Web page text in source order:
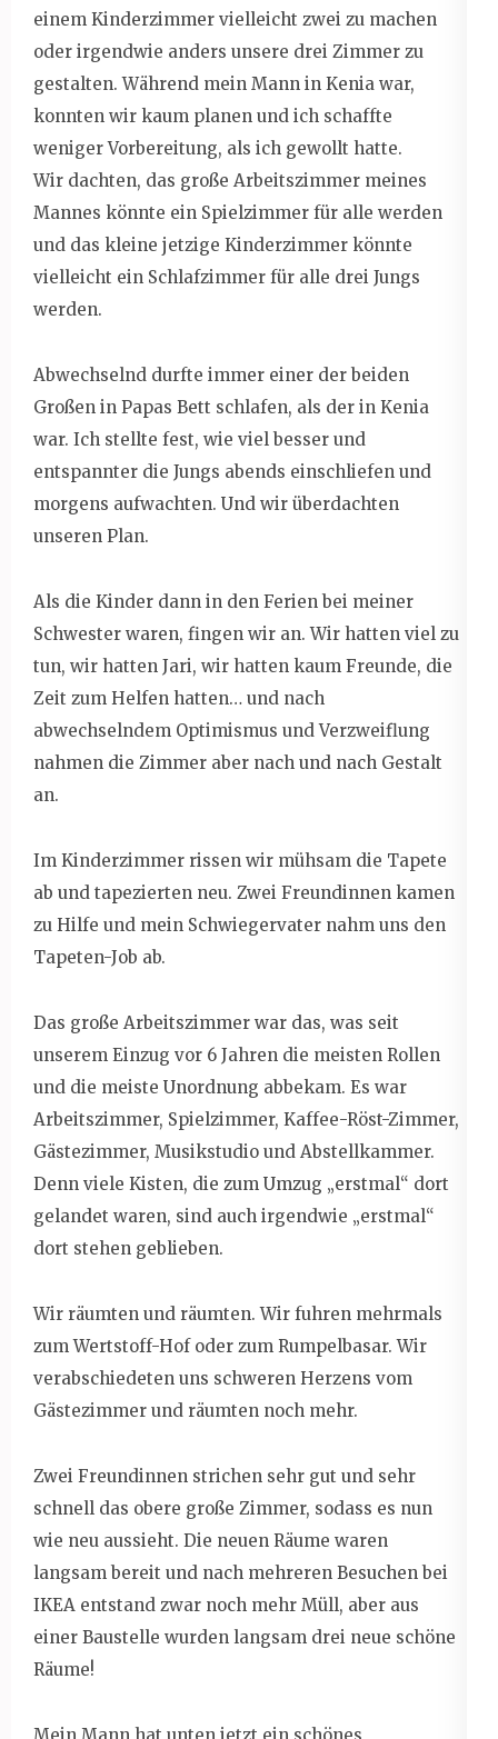
einem Kinderzimmer vielleicht zwei zu machen
oder irgendwie anders unsere drei Zimmer zu
gestalten. Während mein Mann in Kenia war,
konnten wir kaum planen und ich schaffte
weniger Vorbereitung, als ich gewollt hatte.
Wir dachten, das große Arbeitszimmer meines
Mannes könnte ein Spielzimmer für alle werden
und das kleine jetzige Kinderzimmer könnte
vielleicht ein Schlafzimmer für alle drei Jungs
werden.
Abwechselnd durfte immer einer der beiden
Großen in Papas Bett schlafen, als der in Kenia
war. Ich stellte fest, wie viel besser und
entspannter die Jungs abends einschliefen und
morgens aufwachten. Und wir überdachten
unseren Plan.
Als die Kinder dann in den Ferien bei meiner
Schwester waren, fingen wir an. Wir hatten viel zu
tun, wir hatten Jari, wir hatten kaum Freunde, die
Zeit zum Helfen hatten… und nach
abwechselndem Optimismus und Verzweiflung
nahmen die Zimmer aber nach und nach Gestalt
an.
Im Kinderzimmer rissen wir mühsam die Tapete
ab und tapezierten neu. Zwei Freundinnen kamen
zu Hilfe und mein Schwiegervater nahm uns den
Tapeten-Job ab.
Das große Arbeitszimmer war das, was seit
unserem Einzug vor 6 Jahren die meisten Rollen
und die meiste Unordnung abbekam. Es war
Arbeitszimmer, Spielzimmer, Kaffee-Röst-Zimmer,
Gästezimmer, Musikstudio und Abstellkammer.
Denn viele Kisten, die zum Umzug „erstmal“ dort
gelandet waren, sind auch irgendwie „erstmal“
dort stehen geblieben.
Wir räumten und räumten. Wir fuhren mehrmals
zum Wertstoff-Hof oder zum Rumpelbasar. Wir
verabschiedeten uns schweren Herzens vom
Gästezimmer und räumten noch mehr.
Zwei Freundinnen strichen sehr gut und sehr
schnell das obere große Zimmer, sodass es nun
wie neu aussieht. Die neuen Räume waren
langsam bereit und nach mehreren Besuchen bei
IKEA entstand zwar noch mehr Müll, aber aus
einer Baustelle wurden langsam drei neue schöne
Räume!
Mein Mann hat unten jetzt ein schönes